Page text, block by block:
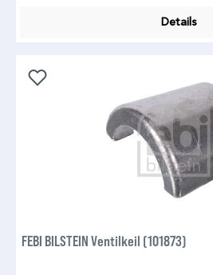
Details
FEBI BILSTEIN Ventilkeil (101873)